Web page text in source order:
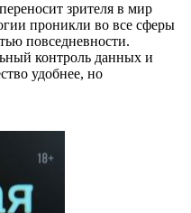
зрителя в мир
проникли во все сферы
повседневности.
контроль данных и
удобнее, но